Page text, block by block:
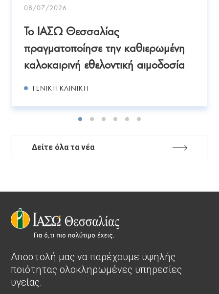
08/07/2026
Το ΙΑΣΩ Θεσσαλίας
πραγματοποίησε την καθιερωμένη
καλοκαιρινή εθελοντική αιμοδοσία
ΓΕΝΙΚΉ ΚΛΙΝΙΚΉ
Δείτε όλα τα νέα
Αποστολή μας να παρέχουμε υψηλής
ποιότητας ολοκληρωμένες υπηρεσίες
υγείας.